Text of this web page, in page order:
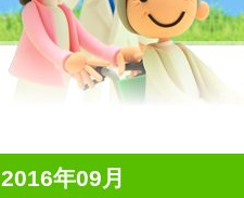
2016年09月